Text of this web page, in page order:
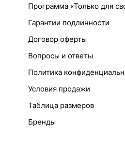
Программа «Только для
Гарантии подлинности
Договор оферты
Вопросы и ответы
Политика
Условия продажи
Таблица размеров
Бренды